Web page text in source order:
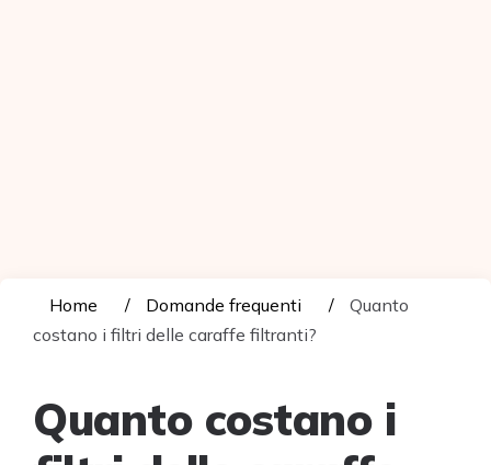
Home Domande frequenti
Quanto
costano i filtri delle caraffe filtranti?
Quanto costano i